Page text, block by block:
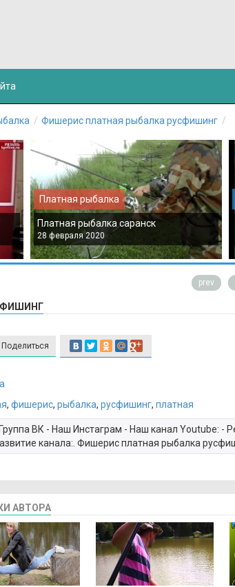
Фишерис платная рыбалка русфишинг
Платная рыбалка
Платная рыбалка саранск
28 февраля 2020
prev
Поделиться
, фишерис, рыбалка, русфишинг, платная
ВК - Наш Инстаграм - Наш канал Youtube: -
канала:. Фишерис платная рыбалка
АВТОРА